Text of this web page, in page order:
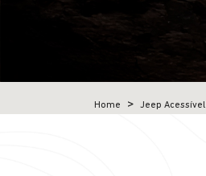
Home Jeep Acessível